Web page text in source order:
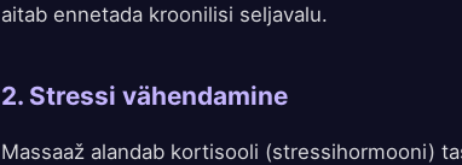
aitab ennetada kroonilisi seljavalu.
2. Stressi vähendamine
Massaaž alandab kortisooli (stressihormooni)